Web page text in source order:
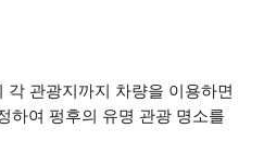
관광지까지 차량을 이용하면
하여 펑후의 유명 관광 명소를